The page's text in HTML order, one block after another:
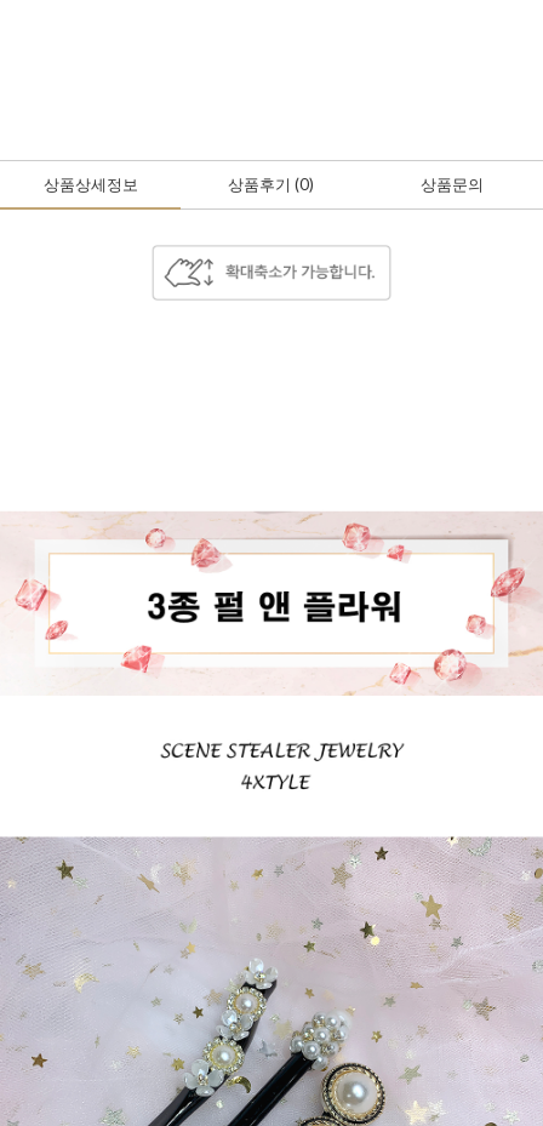
상품상세정보 상품후기 (0) 상품문의